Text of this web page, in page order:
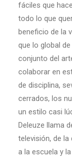
fáciles que
todo lo que
beneficio de la
que lo global
conjunto del
colaborar en
de disciplina,
cerrados, los
un estilo casi
Deleuze llama
televisión, de la
a la escuela y